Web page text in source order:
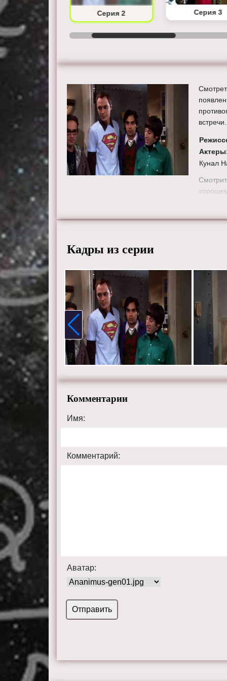
Серия 1 Серия 2 Серия 3
встречи.
Кунал
Кадры из серии
Комментарии
Имя:
Комментарий:
Аватар: